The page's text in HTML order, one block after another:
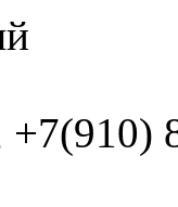
+7(910)